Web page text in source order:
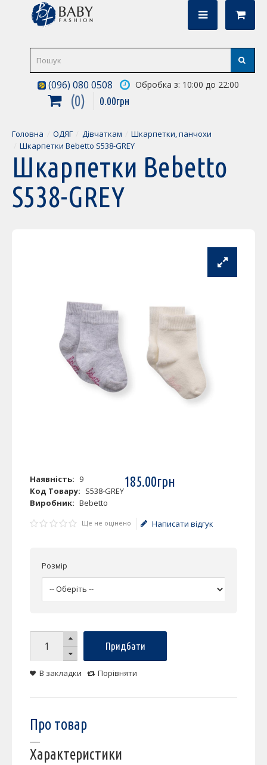
(096) 080 0508 Обробка з: 10:00 до 22:00
0 0.00грн
Головна ОДЯГ Дівчаткам
Шкарпетки, панчохи
Шкарпетки Bebetto S538-GREY
Шкарпетки Bebetto
S538-GREY
Наявність: 9
Код Товару: S538-GREY
Виробник: Bebetto
185.00грн
Ще не оцінено Написати відгук
Розмір
Придбати
В закладки Порівняти
Про товар
Характеристики